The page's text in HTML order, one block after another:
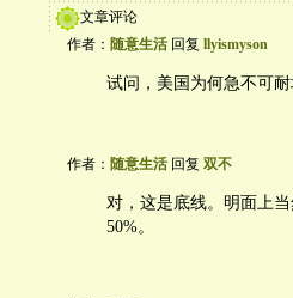
文章评论
作者： 随意生活 回复 llyismyson
试问，美国为何急不可
作者： 随意生活 回复 双不
对，这是底线。明面上
50%。